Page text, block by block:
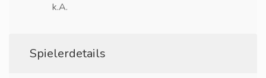
k.A.
Spielerdetails